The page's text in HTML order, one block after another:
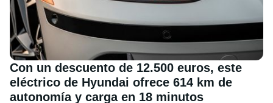
Con un descuento de 12.500 euros, este
eléctrico de Hyundai ofrece 614 km de
autonomía y carga en 18 minutos